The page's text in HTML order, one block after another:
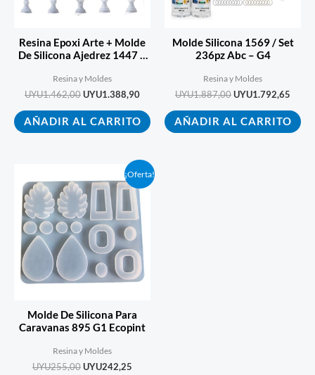
Resina Epoxi Arte + Molde
De Silicona Ajedrez 1447 –
Resina y Moldes
UYU1.462,00UYU1.388,90
AÑADIR AL CARRITO
Molde Silicona 1569 / Set
236pz Abc – G4
Resina y Moldes
UYU1.887,00UYU1.792,65
AÑADIR AL CARRITO
¡Oferta!
Molde De Silicona Para
Caravanas 895 G1 Ecopint
Resina y Moldes
UYU255,00
precio
original
era:
UYU255,00.
UYU242,25
precio
actual
es:
UYU242,25.